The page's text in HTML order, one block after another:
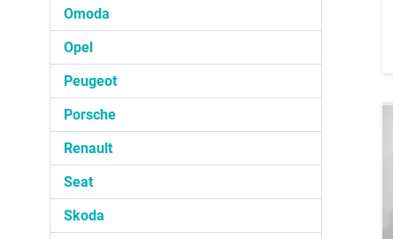
Omoda
Opel
Peugeot
Porsche
Renault
Seat
Skoda